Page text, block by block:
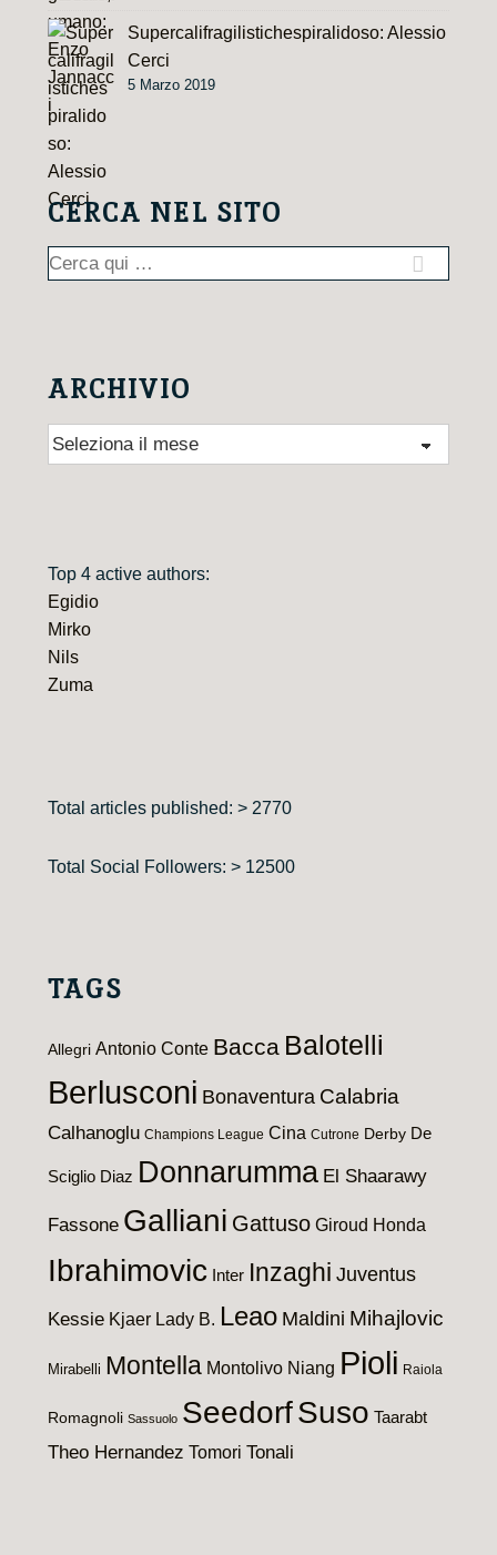
Supercalifragilistichespiralidoso: Alessio
Cerci
5 Marzo 2019
CERCA NEL SITO
Cerca:
ARCHIVIO
Archivio
Top 4 active authors:
Egidio
Mirko
Nils
Zuma
Total articles published: > 2770
Total Social Followers: > 12500
TAGS
Allegri Antonio Conte Bacca Balotelli
Berlusconi Bonaventura Calabria
Calhanoglu Champions League Cina Cutrone Derby De
Sciglio Diaz Donnarumma El Shaarawy
Fassone Galliani Gattuso Giroud Honda
Ibrahimovic Inter Inzaghi Juventus
Kessie Kjaer Lady B. Leao Maldini Mihajlovic
Mirabelli Montella Montolivo Niang Pioli Raiola
Romagnoli Sassuolo SeedorfSuso Taarabt
Theo Hernandez Tomori Tonali